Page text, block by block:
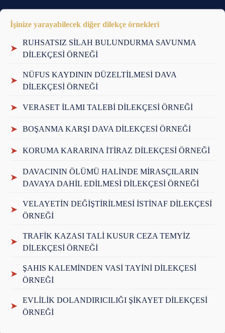
İşinize yarayabilecek diğer dilekçe örnekleri
➤
RUHSATSIZ SİLAH BULUNDURMA SAVUNMA
DİLEKÇESİ ÖRNEĞİ
➤
NÜFUS KAYDININ DÜZELTİLMESİ DAVA
DİLEKÇESİ ÖRNEĞİ
➤ VERASET İLAMI TALEBİ DİLEKÇESİ ÖRNEĞİ
➤ BOŞANMA KARŞI DAVA DİLEKÇESİ ÖRNEĞİ
➤ KORUMA KARARINA İTİRAZ DİLEKÇESİ ÖRNEĞİ
➤
DAVACININ ÖLÜMÜ HALİNDE MİRASÇILARIN
DAVAYA DAHİL EDİLMESİ DİLEKÇESİ ÖRNEĞİ
➤
VELAYETİN DEĞİŞTİRİLMESİ İSTİNAF DİLEKÇESİ
ÖRNEĞİ
➤
TRAFİK KAZASI TALİ KUSUR CEZA TEMYİZ
DİLEKÇESİ ÖRNEĞİ
➤
ŞAHIS KALEMİNDEN VASİ TAYİNİ DİLEKÇESİ
ÖRNEĞİ
➤
EVLİLİK DOLANDIRICILIĞI ŞİKAYET DİLEKÇESİ
ÖRNEĞİ